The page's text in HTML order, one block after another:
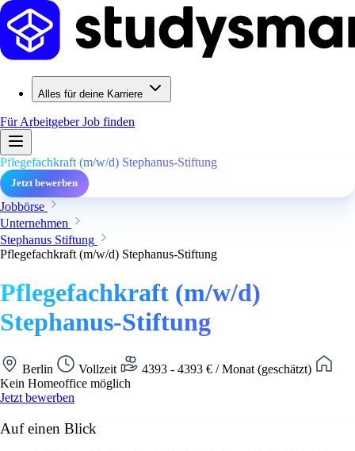
Alles für deine Karriere
Für ArbeitgeberJob finden
Pflegefachkraft (m/w/d) Stephanus-Stiftung
Jetzt bewerben
Jobbörse
Unternehmen
Stephanus Stiftung
Pflegefachkraft (m/w/d) Stephanus-Stiftung
Pflegefachkraft (m/w/d)
Stephanus-Stiftung
Berlin Vollzeit
4393 - 4393 € / Monat (geschätzt)
Kein Homeoffice möglich
Jetzt bewerben
Auf einen Blick